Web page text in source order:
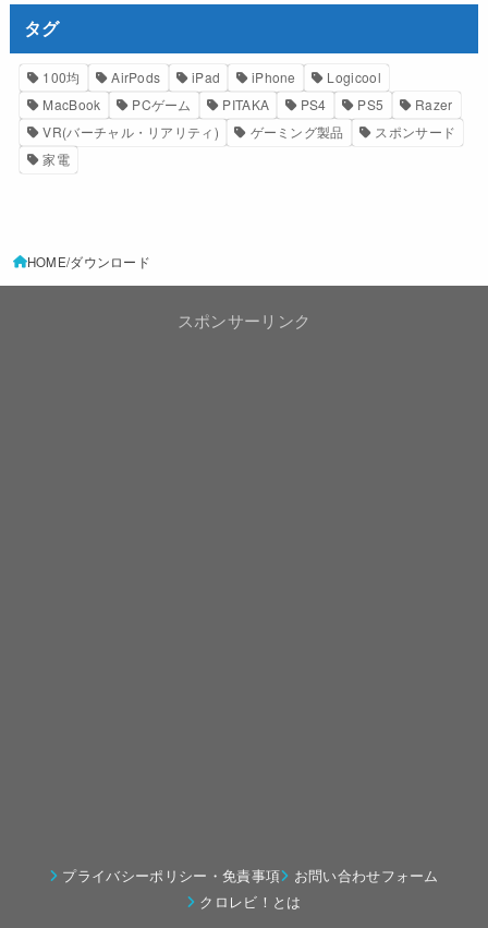
タグ
100均 AirPods iPad iPhone
Logicool
MacBook
PCゲーム PITAKA PS4 PS5
Razer
VR(バーチャル・リアリティ)
ゲーミング製品
スポンサード
家電
HOME ダウンロード
スポンサーリンク
プライバシーポリシー・免責事項
お問い合わせフォーム
クロレビ！とは